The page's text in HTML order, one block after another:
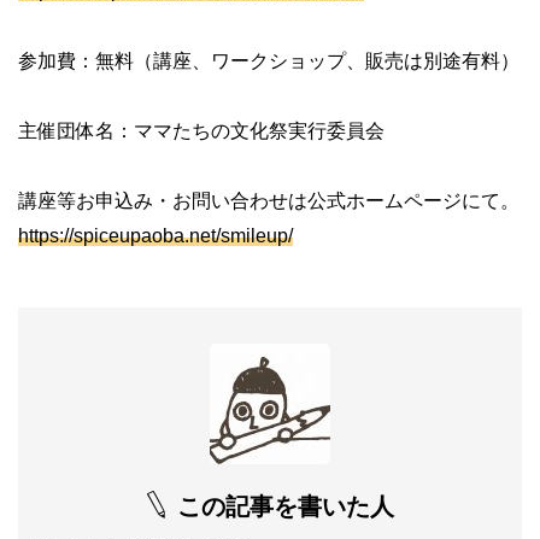
参加費：無料（講座、ワークショップ、販売は別途有料）
主催団体名：ママたちの文化祭実行委員会
講座等お申込み・お問い合わせは公式ホームページにて。
https://spiceupaoba.net/smileup/
この記事を書いた人